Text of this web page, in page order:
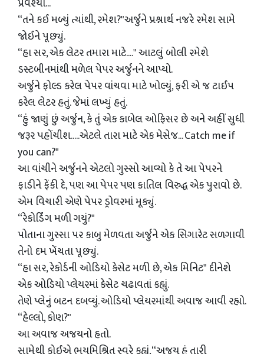
પ્રવેશ્યા...
“તને કઈ મળ્યું ત્યાંથી, રમેશ?"અર્જુને પ્રશ્નાર્થ નજરે રમેશ સામે
જોઈને પૂછ્યું.
“હા સર, એક લેટર તમારા માટે...." આટલું બોલી રમેશે
ડસ્ટબીનમાંથી મળેલ પેપર અર્જુનને આપ્યો.
અર્જુને ફોલ્ડ કરેલ પેપર વાંચવા માટે ખોલ્યું, ફરી એ જ ટાઈપ
કરેલ લેટર હતું. જેમાં લખ્યું હતું.
“હું જાણું છું અર્જુન, કે તું એક કાબેલ ઓફિસર છે અને અહીં સુધી
જરૂર પહોંચીશ.....એટલે તારા માટે એક મેસેજ... Catch me if
you can?"
આ વાંચીને અર્જુનને એટલો ગુસ્સો આવ્યો કે તે આ પેપરને
ફાડીને ફેંકી દે, પણ આ પેપર પણ કાતિલ વિરુદ્ધ એક પુરાવો છે.
એમ વિચારી એણે પેપર ડ્રોવરમાં મૂક્યું.
“રેકોર્ડિંગ મળી ગયું?"
પોતાના ગુસ્સા પર કાબુ મેળવતા અર્જુને એક સિગારેટ સળગાવી
તેનો દમ ખેંચતા પૂછ્યું.
“હા સર, રેકોર્ડની ઓડિયો કેસેટ મળી છે, એક મિનિટ" દીનેશે
એક ઓડિયો પ્લેયરમાં કેસેટ ચઢાવતાં કહ્યું.
તેણે પ્લેનું બટન દબવ્યું. ઓડિયો પ્લેયરમાંથી અવાજ આવી રહ્યો.
“હેલ્લો, કોણ?"
આ અવાજ અજયનો હતો.